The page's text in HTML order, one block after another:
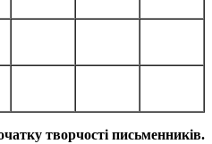
творчості письменників.